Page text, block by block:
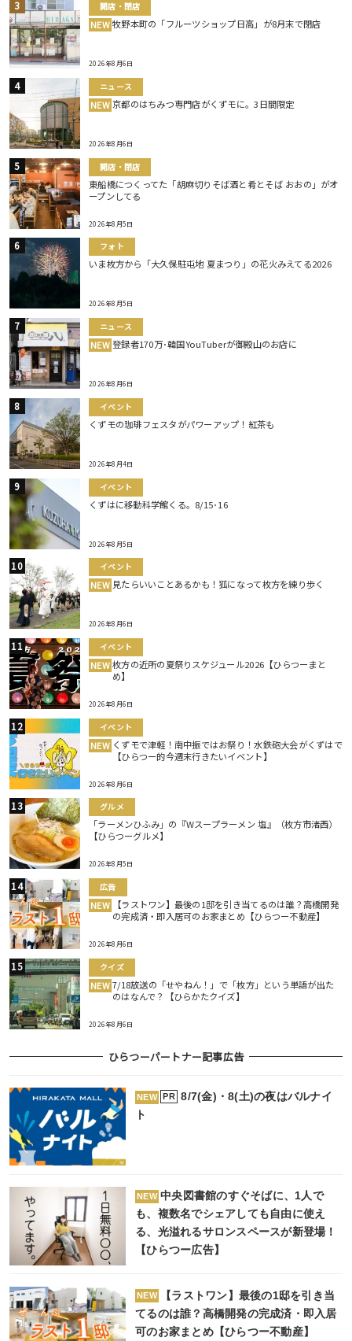
開店・閉店
NEW 牧野本町の「フルーツショップ日高」が8月末で閉店
2026年8月6日
ニュース
NEW 京都のはちみつ専門店がくずモに。3日間限定
2026年8月6日
開店・閉店
東船橋につくってた「胡麻切りそば酒と肴とそば おおの」がオ
ープンしてる
2026年8月5日
フォト
いま枚方から「大久保駐屯地 夏まつり」の花火みえてる2026
2026年8月5日
ニュース
NEW 登録者170万･韓国YouTuberが御殿山のお店に
2026年8月6日
イベント
くずモの珈琲フェスタがパワーアップ！紅茶も
2026年8月4日
イベント
くずはに移動科学館くる。8/15･16
2026年8月5日
イベント
NEW 見たらいいことあるかも！狐になって枚方を練り歩く
2026年8月6日
イベント
NEW 枚方の近所の夏祭りスケジュール2026【ひらつーまと
め】
2026年8月6日
イベント
NEW くずモで津軽！南中振ではお祭り！水鉄砲大会がくずはで
【ひらつー的今週末行きたいイベント】
2026年8月6日
グルメ
「ラーメンひふみ」の『Wスープラーメン 塩』（枚方市渚西）
【ひらつーグルメ】
2026年8月5日
広告
NEW
【ラストワン】最後の1邸を引き当てるのは誰？高橋開発
の完成済・即入居可のお家まとめ【ひらつー不動産】
2026年8月6日
クイズ
NEW 7/18放送の「せやねん！」で「枚方」という単語が出た
のはなんで？【ひらかたクイズ】
2026年8月6日
ひらつーパートナー記事広告
NEW PR
8/7(金)・8(土)の夜はバルナイ
ト
NEW 中央図書館のすぐそばに、1人で
も、複数名でシェアしても自由に使え
る、光溢れるサロンスペースが新登場！
【ひらつー広告】
NEW
【ラストワン】最後の1邸を引き当
てるのは誰？高橋開発の完成済・即入居
可のお家まとめ【ひらつー不動産】